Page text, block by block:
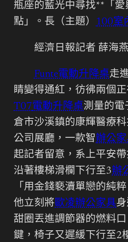
瓶座的藍光中尋找**「愛
點」。長（主題） 100室
經濟日報記者 薛海燕
Funte電動升降桌走
睛變得通紅，彷彿兩個
T07電動升降桌測量的電
倉市沙溪鎮的康輝醫療
公司展廳，一款智辦公家
起記者留意，系上平安
沿著樓梯滑欄下行至3辦
「用金錢褻瀆單戀的純
他立刻將歐凌辦公家具
甜圈丟進調節器的燃料
鍵，椅子又遲緩下行至2